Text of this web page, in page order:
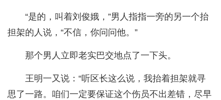
“是的，叫着刘俊娥，”男人指指一旁的另一个抬
担架的人说，“不信，你问问他。”
那个男人立即老实巴交地点了一下头。
王明一又说：“听区长这么说，我抬着担架就寻
思了一路。咱们一定要保证这个伤员不出差错，尽早